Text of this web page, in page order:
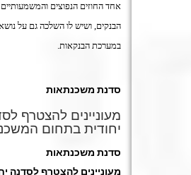
אחד החוזים הנפוצים והמשמעותיים
הבנקים, ושיש לו השלכה גם על
במערכת הבנקאות.
סדנת משכנתאות
מעוניינים להצטרף
יחודית בתחום
סדנת משכנתאות
מעוניינים להצטרף לסדנה